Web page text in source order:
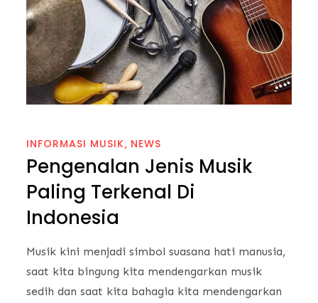
INFORMASI MUSIK NEWS
Pengenalan Jenis Musik
Paling Terkenal Di
Indonesia
Musik kini menjadi simbol suasana hati manusia,
saat kita bingung kita mendengarkan musik
sedih dan saat kita bahagia kita mendengarkan